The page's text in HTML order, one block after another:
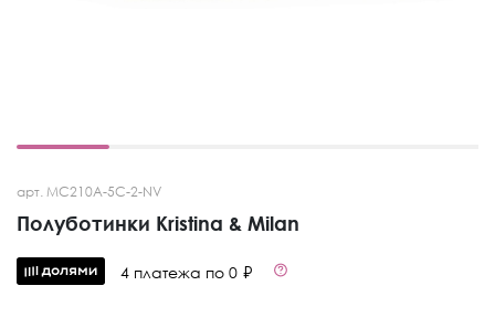
арт. MC210A-5C-2-NV
Полуботинки Kristina & Milan
4 платежа по 0 ₽